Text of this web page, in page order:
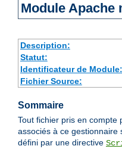
Module Apache
Description:
Statut:
Identificateur de Module:
Fichier Source:
Sommaire
Tout fichier pris en compte
associés à ce gestionnaire
défini par une directive